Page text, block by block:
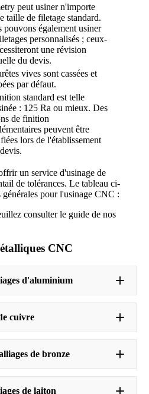
peut usiner n'importe
taille de filetage standard.
pouvons également usiner
personnalisés ; ceux-
une révision
du devis.
vives sont cassées et
par défaut.
standard est telle
: 125 Ra ou mieux. Des
de finition
peuvent être
lors de l'établissement
un service d'usinage de
de tolérances. Le tableau ci-
générales pour l'usinage CNC :
consulter le guide de nos
CNC
d'aluminium
cuivre
de bronze
de laiton